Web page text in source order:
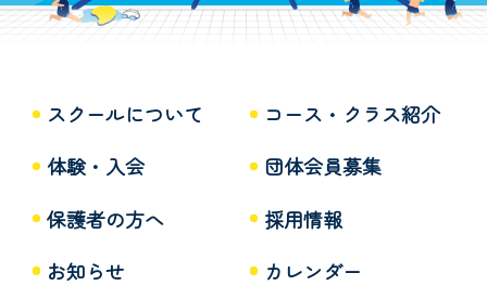
スクールについて
コース・クラス紹介
体験・入会
団体会員募集
保護者の方へ
採用情報
お知らせ
カレンダー